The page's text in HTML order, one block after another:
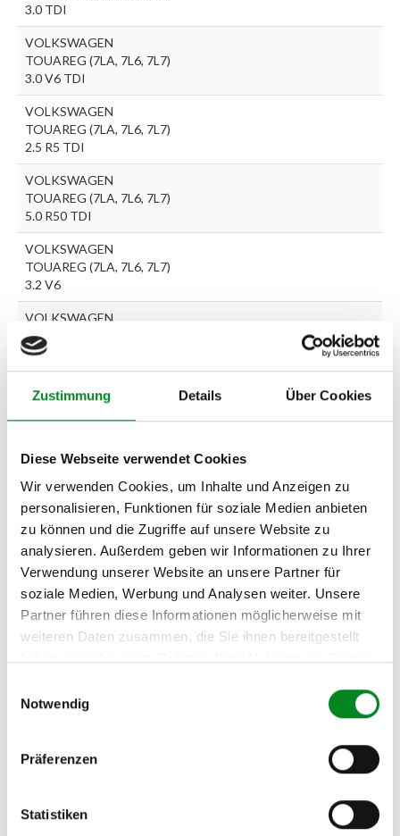
Zustimmung Details Über Cookies
Diese Webseite verwendet Cookies
Wir verwenden Cookies, um Inhalte und Anzeigen zu
personalisieren, Funktionen für soziale Medien anbieten
zu können und die Zugriffe auf unsere Website zu
analysieren. Außerdem geben wir Informationen zu Ihrer
Verwendung unserer Website an unsere Partner für
soziale Medien, Werbung und Analysen weiter. Unsere
Partner führen diese Informationen möglicherweise mit
weiteren Daten zusammen, die Sie ihnen bereitgestellt
Notwendig
Präferenzen
Statistiken
3.0 TDI
VOLKSWAGEN
TOUAREG (7LA, 7L6, 7L7)
3.0 V6 TDI
VOLKSWAGEN
TOUAREG (7LA, 7L6, 7L7)
2.5 R5 TDI
VOLKSWAGEN
TOUAREG (7LA, 7L6, 7L7)
5.0 R50 TDI
VOLKSWAGEN
TOUAREG (7LA, 7L6, 7L7)
3.2 V6
VOLKSWAGEN
TOUAREG (7LA, 7L6, 7L7)
2.5 R5 TDI
ROVER III (LM) S 300
Turbo-D (140.135)
VOLKSWAGEN
3.6 V6 FSI
VOLKSWAGEN
TOUAREG (7LA, 7L6, 7L7)
4.2 V8
VOLKSWAGEN
TOUAREG (7LA, 7L6, 7L7)
4.2 V8 FSI
VOLKSWAGEN
5.0 V10 TDI
6.0 W12
Zur exakten Fahrzeug-Identifizierung können Sie auch unseren